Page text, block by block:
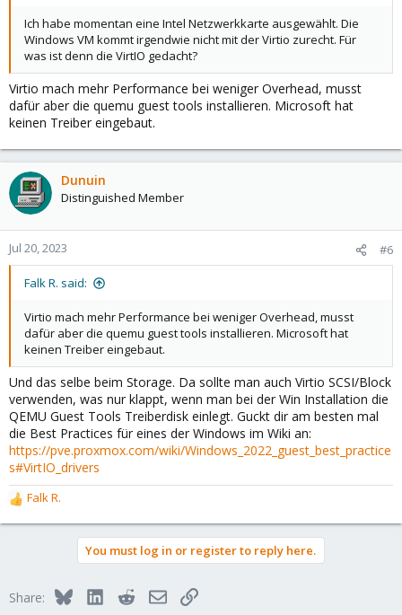
Ich habe momentan eine Intel Netzwerkkarte ausgewählt. Die
Windows VM kommt irgendwie nicht mit der Virtio zurecht. Für
was ist denn die VirtIO gedacht?
Virtio mach mehr Performance bei weniger Overhead, musst
dafür aber die quemu guest tools installieren. Microsoft hat
keinen Treiber eingebaut.
Dunuin
Distinguished Member
Jul 20, 2023 #6
Falk R. said:
Virtio mach mehr Performance bei weniger Overhead, musst
dafür aber die quemu guest tools installieren. Microsoft hat
keinen Treiber eingebaut.
Und das selbe beim Storage. Da sollte man auch Virtio SCSI/Block
verwenden, was nur klappt, wenn man bei der Win Installation die
QEMU Guest Tools Treiberdisk einlegt. Guckt dir am besten mal
die Best Practices für eines der Windows im Wiki an:
https://pve.proxmox.com/wiki/Windows_2022_guest_best_practice
s#VirtIO_drivers
R
e
o
Falk R.
You must log in or register to reply here.
Share: BlueskyLinkedInRedditEmailLink